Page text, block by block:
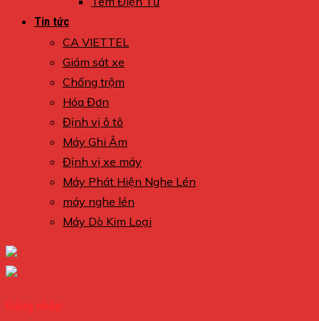
Tin tức
CA VIETTEL
Giám sát xe
Chống trộm
Hóa Đơn
Định vị ô tô
Máy Ghi Âm
Định vị xe máy
Máy Phát Hiện Nghe Lén
máy nghe lén
Máy Dò Kim Loại
Đăng nhập